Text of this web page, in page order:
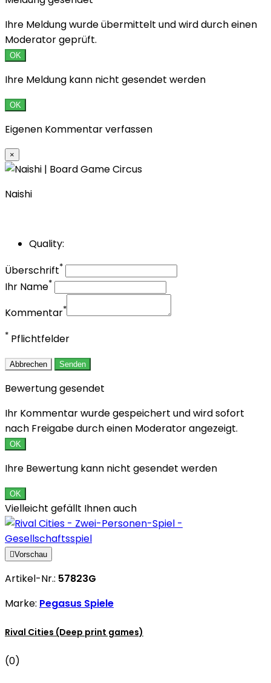
Ihre Meldung wurde übermittelt und wird durch einen
Moderator geprüft.
OK
Ihre Meldung kann nicht gesendet werden
OK
Eigenen Kommentar verfassen
×
Naishi
Quality:
Überschrift*
Ihr Name*
Kommentar*
* Pflichtfelder
Abbrechen Senden
Bewertung gesendet
Ihr Kommentar wurde gespeichert und wird sofort
nach Freigabe durch einen Moderator angezeigt.
OK
Ihre Bewertung kann nicht gesendet werden
OK
Vielleicht gefällt Ihnen auch
Vorschau
Artikel-Nr.: 57823G
Marke: Pegasus Spiele
Rival Cities (Deep print games)
(0)